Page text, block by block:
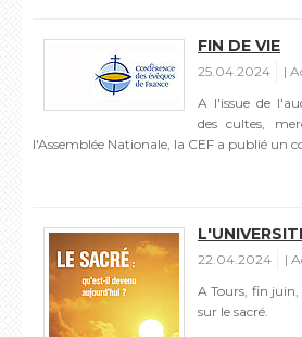
FIN DE VIE
25.04.2024
A l'issue de
des cultes,
l'Assemblée Nationale, la CEF a publié un
22.04.2024
A Tours, fin
sur le sacré.